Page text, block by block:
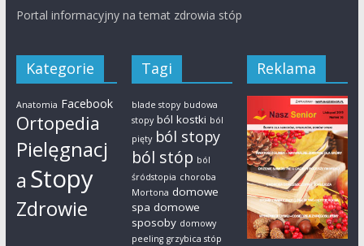
Portal informacyjny na temat zdrowia stóp
Kategorie
Anatomia Facebook
Ortopedia
Pielęgnacj
a Stopy
Zdrowie
Tagi
blade stopy budowa
stopy ból kostki ból
pięty ból stopy
ból stóp ból
śródstopia choroba
Mortona domowe
spa domowe
sposoby domowy
peeling grzybica stóp
Reklama